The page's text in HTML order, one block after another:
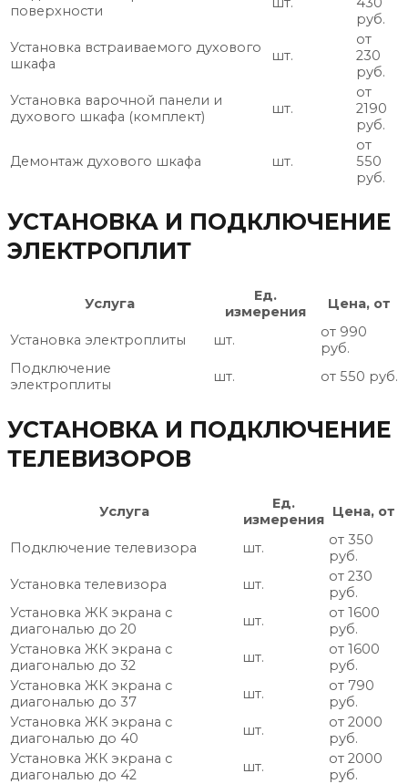
поверхности
руб.
Установка встраиваемого духового
шкафа
шт.
от
230
руб.
Установка варочной панели и
духового шкафа (комплект)
шт.
от
2190
руб.
Демонтаж духового шкафа шт.
от
550
руб.
УСТАНОВКА И ПОДКЛЮЧЕНИЕ
ЭЛЕКТРОПЛИТ
Услуга
Ед.
измерения
Цена, от
Установка электроплиты шт.
от 990
руб.
Подключение
электроплиты
шт. от 550 руб.
УСТАНОВКА И ПОДКЛЮЧЕНИЕ
ТЕЛЕВИЗОРОВ
Услуга
Ед.
измерения Цена, от
Подключение телевизора шт.
от 350
руб.
Установка телевизора
шт.
от 230
руб.
Установка ЖК экрана с
диагональю до 20
шт.
от 1600
руб.
Установка ЖК экрана с
диагональю до 32
шт.
от 1600
руб.
Установка ЖК экрана с
диагональю до 37
шт.
от 790
руб.
Установка ЖК экрана с
диагональю до 40
шт.
от 2000
руб.
Установка ЖК экрана с
диагональю до 42
шт.
от 2000
руб.